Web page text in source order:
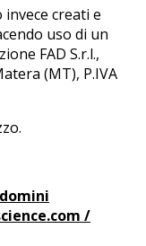
invece creati e
uso di un
FAD S.r.l.,
(MT), P.IVA
/